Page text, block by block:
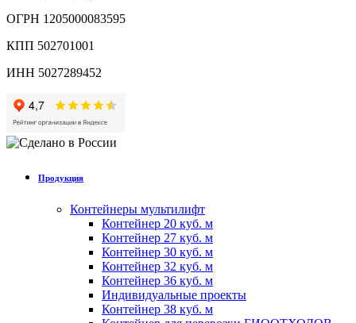
ОГРН 1205000083595
КПП 502701001
ИНН 5027289452
Продукция
Контейнеры мультилифт
Контейнер 20 куб. м
Контейнер 27 куб. м
Контейнер 30 куб. м
Контейнер 32 куб. м
Контейнер 36 куб. м
Индивидуальные проекты
Контейнер 38 куб. м